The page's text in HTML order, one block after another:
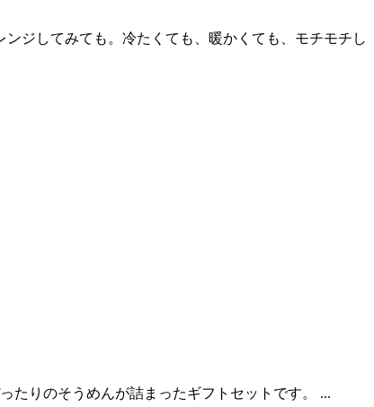
ジしてみても。冷たくても、暖かくても、モチモチし
たりのそうめんが詰まったギフトセットです。 ...